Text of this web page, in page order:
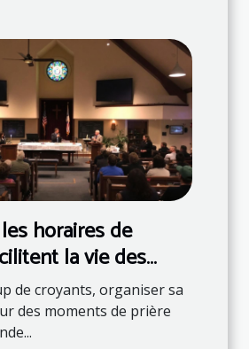
horaires de
la vie des
de croyants, organiser sa
des moments de prière